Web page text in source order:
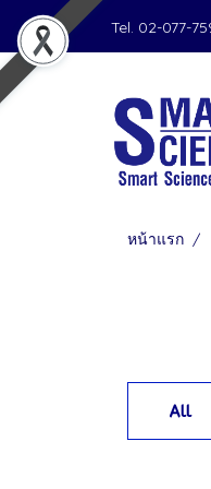
Tel. 02-077-
หน้าแรก
All